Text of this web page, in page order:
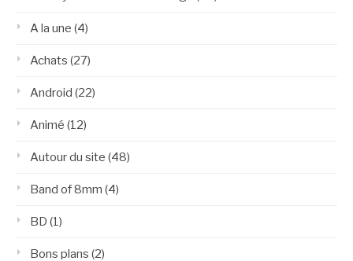
A la une (4)
Achats (27)
Android (22)
Animé (12)
Autour du site (48)
Band of 8mm (4)
BD (1)
Bons plans (2)